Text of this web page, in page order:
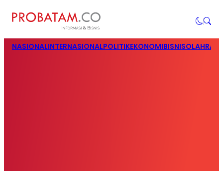
NASIONALINTERNASIONALPOLITIKEKONOMIBISNIS